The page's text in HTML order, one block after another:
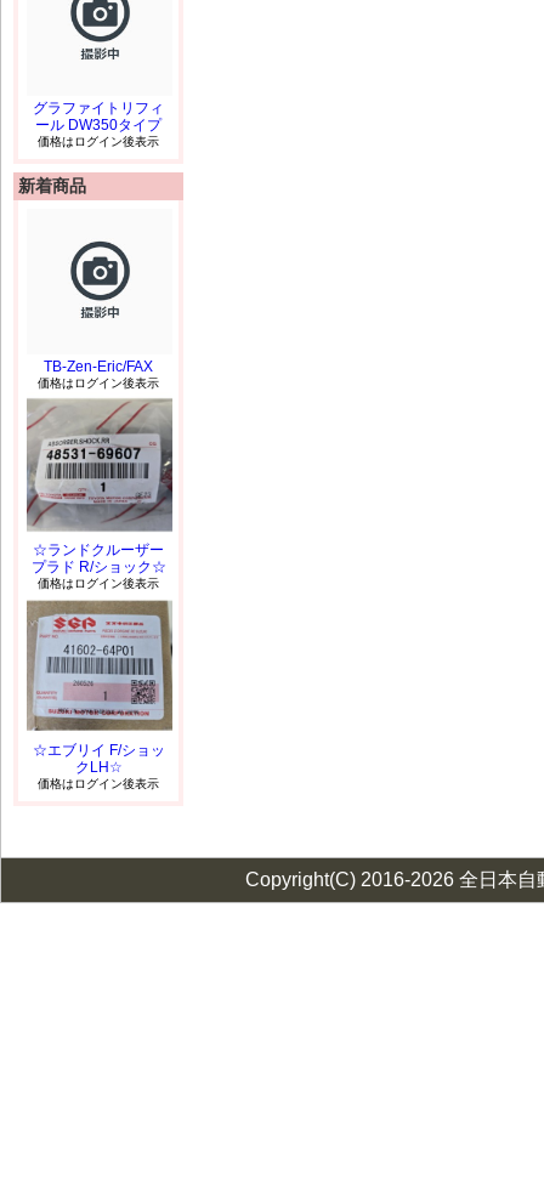
グラファイトリフィ
ール DW350タイプ
価格はログイン後表示
新着商品
TB-Zen-Eric/FAX
価格はログイン後表示
☆ランドクルーザー
プラド R/ショック☆
価格はログイン後表示
☆エブリイ F/ショッ
クLH☆
価格はログイン後表示
Copyright(C) 2016-2026 全日本